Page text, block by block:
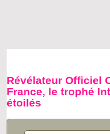
Révélateur Officiel
France, le trophé
étoilés